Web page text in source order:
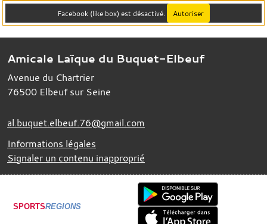
Facebook (like box) est désactivé. Autoriser
Amicale Laïque du Buquet-Elbeuf
Avenue du Chartrier
76500 Elbeuf sur Seine
al.buquet.elbeuf.76@gmail.com
Informations légales
Signaler un contenu inapproprié
SPORTSREGIONS